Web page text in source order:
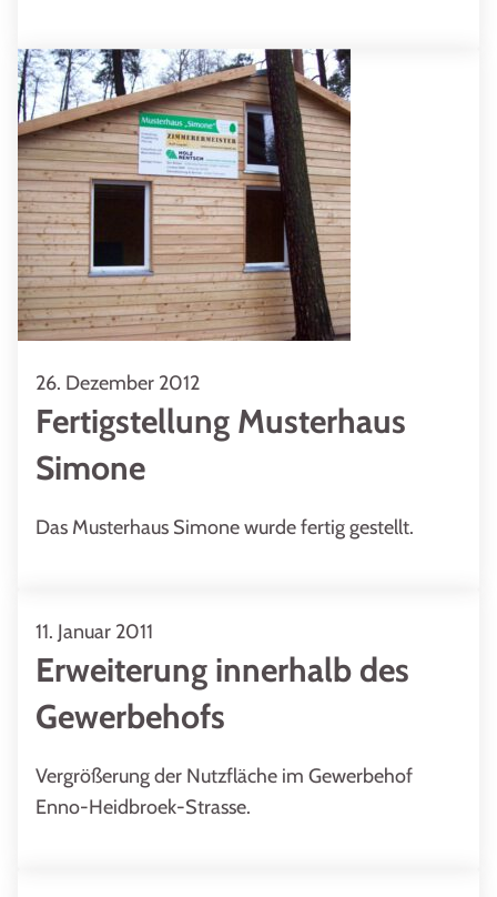
26. Dezember 2012
Fertigstellung Musterhaus
Simone
Das Musterhaus Simone wurde fertig gestellt.
11. Januar 2011
Erweiterung innerhalb des
Gewerbehofs
Vergrößerung der Nutzfläche im Gewerbehof
Enno-Heidbroek-Strasse.